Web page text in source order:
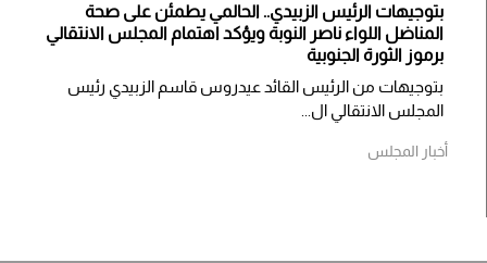
بتوجيهات الرئيس الزبيدي.. الحالمي يطمئن على صحة
المناضل اللواء ناصر النوبة ويؤكد اهتمام المجلس الانتقالي
برموز الثورة الجنوبية
بتوجيهات من الرئيس القائد عيدروس قاسم الزبيدي رئيس
المجلس الانتقالي ال...
أخبار المجلس